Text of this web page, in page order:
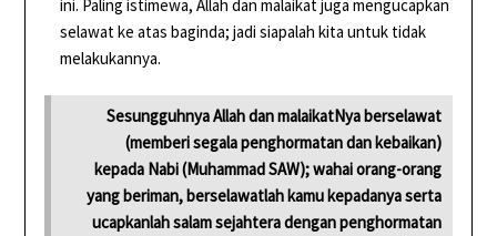
ini. Paling istimewa, Allah dan malaikat juga mengucapkan
selawat ke atas baginda; jadi siapalah kita untuk tidak
melakukannya.
Sesungguhnya Allah dan malaikatNya berselawat
(memberi segala penghormatan dan kebaikan)
kepada Nabi (Muhammad SAW); wahai orang-orang
yang beriman, berselawatlah kamu kepadanya serta
ucapkanlah salam sejahtera dengan penghormatan